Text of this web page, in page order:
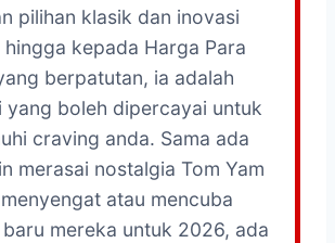
pilihan klasik dan inovasi
kepada Harga Para
berpatutan, ia adalah
yang boleh dipercayai untuk
craving anda. Sama ada
merasai nostalgia Tom Yam
atau mencuba
mereka untuk 2026, ada